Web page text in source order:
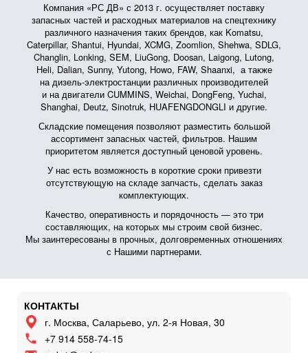
Компания «РС ДВ» с 2013 г. осуществляет поставку
запасных частей и расходных материалов на спецтехнику
различного назначения таких брендов, как Komatsu,
Caterpillar, Shantui, Hyundai, XCMG, Zoomlion, Shehwa, SDLG,
Changlin, Lonking, SEM, LiuGong, Doosan, Laigong, Lutong,
Heli, Dalian, Sunny, Yutong, Howo, FAW, Shaanxi, а также
на дизель-электростанции различных производителей
и на двигатели CUMMINS, Weichai, DongFeng, Yuchai,
Shanghai, Deutz, Sinotruk, HUAFENGDONGLI и другие.
Складские помещения позволяют разместить большой
ассортимент запасных частей, фильтров. Нашим
приоритетом является доступный ценовой уровень.
У нас есть возможность в короткие сроки привезти
отсутствующую на складе запчасть, сделать заказ
комплектующих.
Качество, оперативность и порядочность — это три
составляющих, на которых мы строим свой бизнес.
Мы заинтересованы в прочных, долговременных отношениях
с Нашими партнерами.
КОНТАКТЫ
г. Москва, Саларьево, ул. 2-я Новая, 30
+7 914 558-74-15